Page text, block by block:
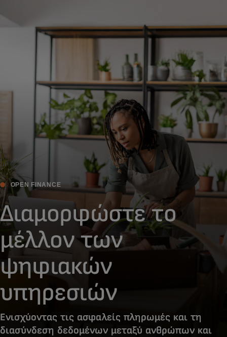
Για επιχειρήσεις
Για τον κόσμο
Για καινοτόμους
Νέα και τάσεις
OPEN FINANCE
Διαμορφώστε το
μέλλον των
ψηφιακών
υπηρεσιών
Ενισχύοντας τις ασφαλείς πληρωμές και τη
διασύνδεση δεδομένων μεταξύ ανθρώπων και